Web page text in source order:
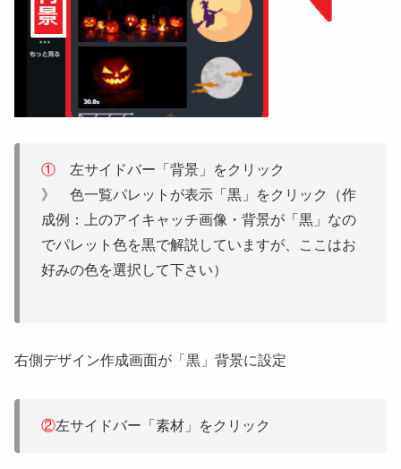
① 左サイドバー「背景」をクリック
》 色一覧パレットが表示「黒」をクリック（作
成例：上のアイキャッチ画像・背景が「黒」なの
でパレット色を黒で解説していますが、ここはお
好みの色を選択して下さい）
右側デザイン作成画面が「黒」背景に設定
②左サイドバー「素材」をクリック